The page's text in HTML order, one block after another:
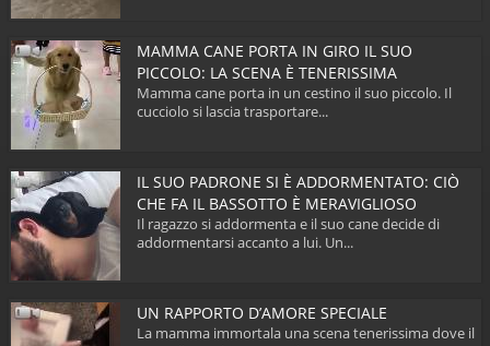
MAMMA CANE PORTA IN GIRO IL SUO
PICCOLO: LA SCENA È TENERISSIMA
Mamma cane porta in un cestino il suo piccolo. Il
cucciolo si lascia trasportare...
IL SUO PADRONE SI È ADDORMENTATO: CIÒ
CHE FA IL BASSOTTO È MERAVIGLIOSO
Il ragazzo si addormenta e il suo cane decide di
addormentarsi accanto a lui. Un...
UN RAPPORTO D’AMORE SPECIALE
La mamma immortala una scena tenerissima dove il